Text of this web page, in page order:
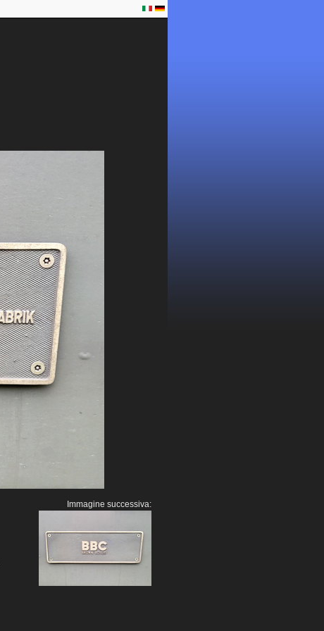
Immagine successiva: